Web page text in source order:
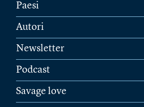
Paesi
Autori
Newsletter
Podcast
Savage love